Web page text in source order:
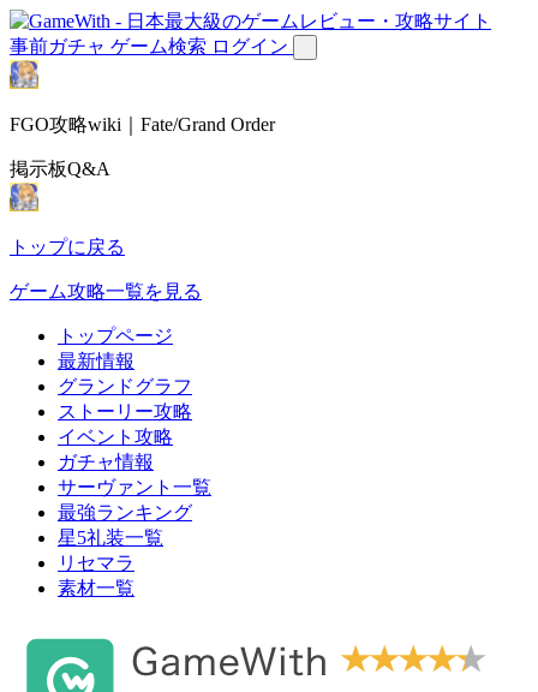
事前ガチャ ゲーム検索 ログイン
FGO攻略wiki｜Fate/Grand Order
掲示板Q&A
トップに戻る
ゲーム攻略一覧を見る
トップページ
最新情報
グランドグラフ
ストーリー攻略
イベント攻略
ガチャ情報
サーヴァント一覧
最強ランキング
星5礼装一覧
リセマラ
素材一覧